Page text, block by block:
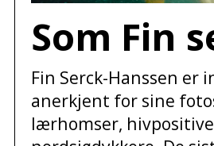
Som Fin
Fin Serck-Hanssen er
anerkjent for sine
lærhomser,